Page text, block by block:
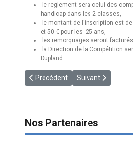
le reglement sera celui des
handicap dans les 2 classes,
le montant de l'inscription est
et 50 € pour les -25 ans,
les remorquages seront
la Direction de la Compétition
Dupland.
Article précédent : [CDF] ST FLO
Précédent Article suivant :
Suivant
Nos Partenaires